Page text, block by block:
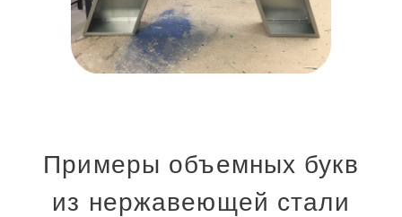
Примеры объемных букв
из нержавеющей стали